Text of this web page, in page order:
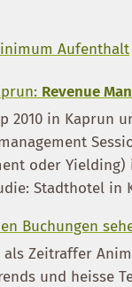
Aufenthalt
Revenue
2010 in Kaprun
oder
Stadthotel in
Buchungen
als Zeitraffer
und heisse